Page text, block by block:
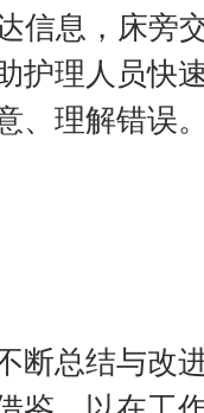
信息，床旁
护理人员快
、理解错误
断总结与改